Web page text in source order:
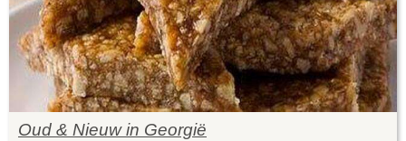
Oud & Nieuw in Georgië